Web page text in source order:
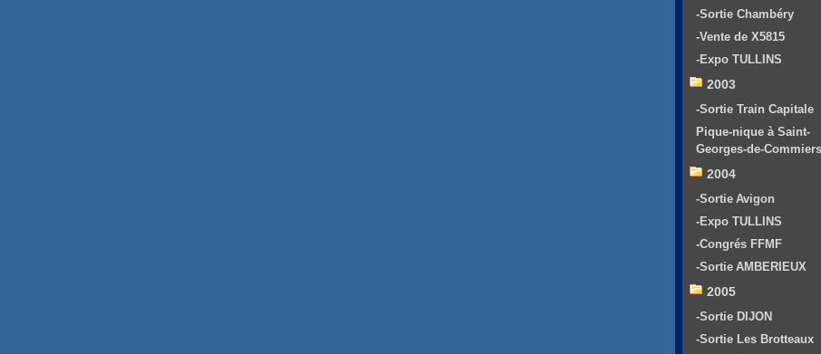
-Sortie Chambéry
-Vente de X5815
-Expo TULLINS
2003
-Sortie Train Capitale
Pique-nique à Saint-
Georges-de-Commiers
2004
-Sortie Avigon
-Expo TULLINS
-Congrés FFMF
-Sortie AMBERIEUX
2005
-Sortie DIJON
-Sortie Les Brotteaux